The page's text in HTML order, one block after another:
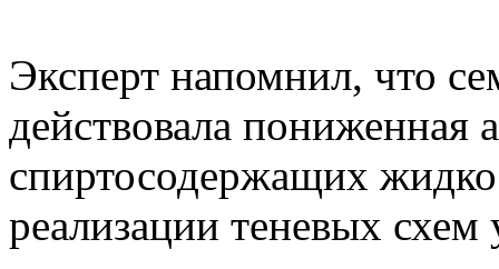
Эксперт напомнил, что
действовала пониженная
спиртосодержащих
реализации теневых